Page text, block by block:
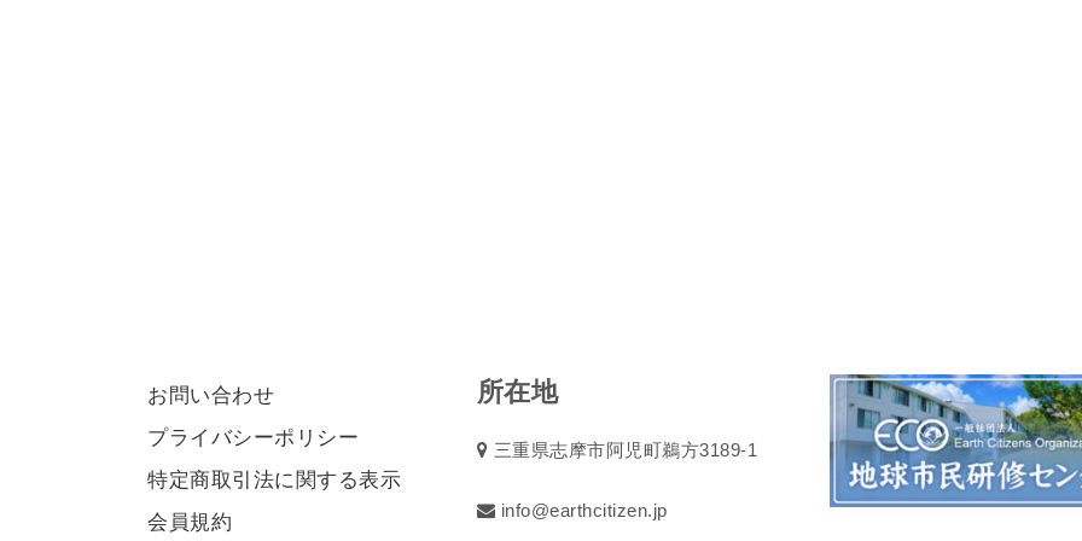
お問い合わせ
プライバシーポリシー
特定商取引法に関する表示
会員規約
所在地
三重県志摩市阿児町鵜方3189-1
info@earthcitizen.jp